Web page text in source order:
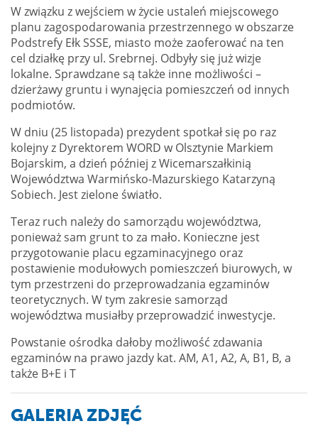
W związku z wejściem w życie ustaleń miejscowego
planu zagospodarowania przestrzennego w obszarze
Podstrefy Ełk SSSE, miasto może zaoferować na ten
cel działkę przy ul. Srebrnej. Odbyły się już wizje
lokalne. Sprawdzane są także inne możliwości –
dzierżawy gruntu i wynajęcia pomieszczeń od innych
podmiotów.
W dniu (25 listopada) prezydent spotkał się po raz
kolejny z Dyrektorem WORD w Olsztynie Markiem
Bojarskim, a dzień później z Wicemarszałkinią
Województwa Warmińsko-Mazurskiego Katarzyną
Sobiech. Jest zielone światło.
Teraz ruch należy do samorządu województwa,
ponieważ sam grunt to za mało. Konieczne jest
przygotowanie placu egzaminacyjnego oraz
postawienie modułowych pomieszczeń biurowych, w
tym przestrzeni do przeprowadzania egzaminów
teoretycznych. W tym zakresie samorząd
województwa musiałby przeprowadzić inwestycje.
Powstanie ośrodka dałoby możliwość zdawania
egzaminów na prawo jazdy kat. AM, A1, A2, A, B1, B, a
także B+E i T
GALERIA ZDJĘĆ